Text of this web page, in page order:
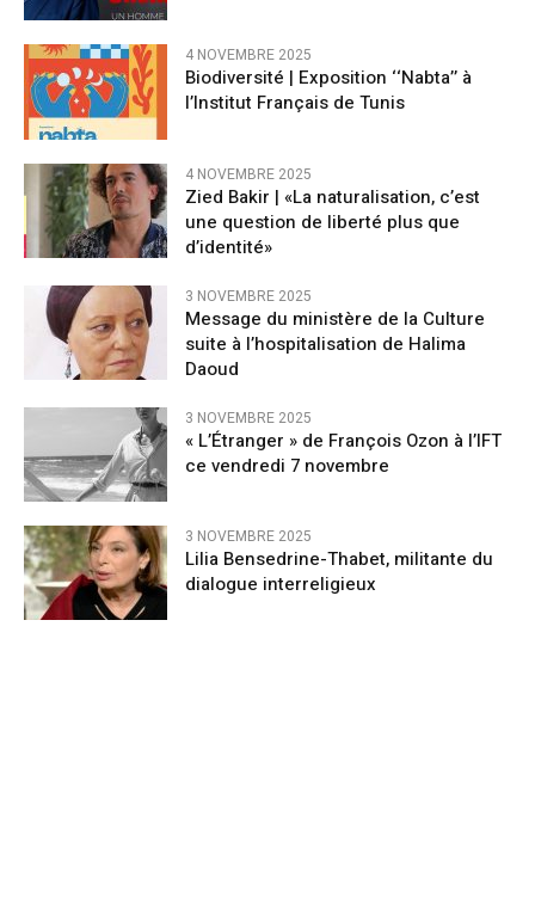
4 NOVEMBRE 2025
Biodiversité | Exposition ‘‘Nabta’’ à
l’Institut Français de Tunis
4 NOVEMBRE 2025
Zied Bakir | «La naturalisation, c’est
une question de liberté plus que
d’identité»
3 NOVEMBRE 2025
Message du ministère de la Culture
suite à l’hospitalisation de Halima
Daoud
3 NOVEMBRE 2025
« L’Étranger » de François Ozon à l’IFT
ce vendredi 7 novembre
3 NOVEMBRE 2025
Lilia Bensedrine-Thabet, militante du
dialogue interreligieux